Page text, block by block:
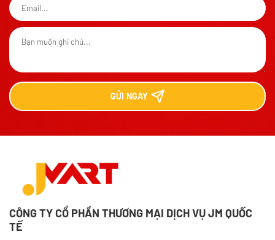
GỬI NGAY
CÔNG TY CỔ PHẦN THƯƠNG MẠI DỊCH VỤ JM QUỐC
TẾ